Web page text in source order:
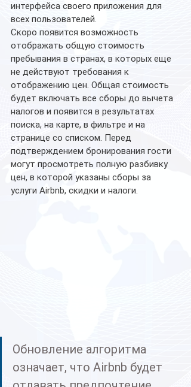
интерфейса своего приложения для
всех пользователей.
Скоро появится возможность
отображать общую стоимость
пребывания в странах, в которых еще
не действуют требования к
отображению цен. Общая стоимость
будет включать все сборы до вычета
налогов и появится в результатах
поиска, на карте, в фильтре и на
странице со списком. Перед
подтверждением бронирования гости
могут просмотреть полную разбивку
цен, в которой указаны сборы за
услуги Airbnb, скидки и налоги.
Обновление алгоритма
означает, что Airbnb будет